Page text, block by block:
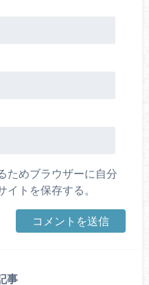
ためブラウザーに自分
トを保存する。
事